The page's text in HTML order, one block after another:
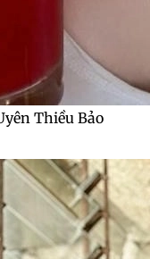
Thiều Bảo